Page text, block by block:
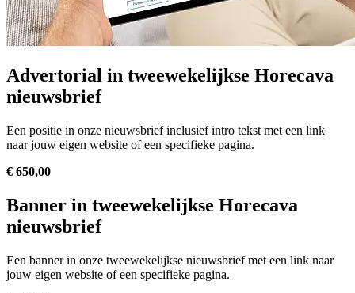
Advertorial in tweewekelijkse Horecava
nieuwsbrief
Een positie in onze nieuwsbrief inclusief intro tekst met een link
naar jouw eigen website of een specifieke pagina.
€ 650,00
Banner in tweewekelijkse Horecava
nieuwsbrief
Een banner in onze tweewekelijkse nieuwsbrief met een link naar
jouw eigen website of een specifieke pagina.